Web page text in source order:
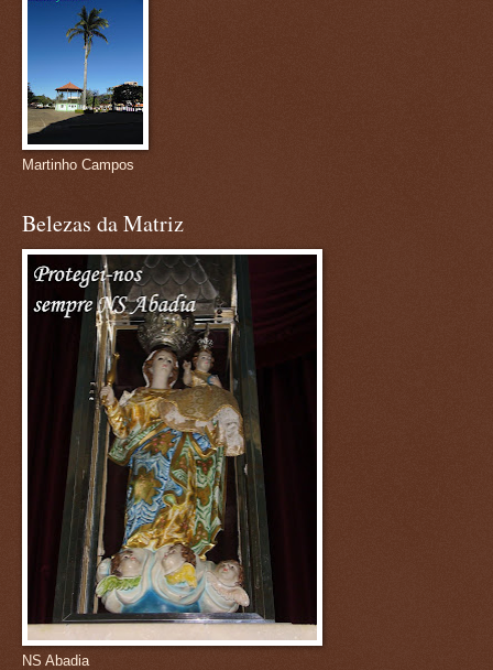
Martinho Campos
Belezas da Matriz
NS Abadia